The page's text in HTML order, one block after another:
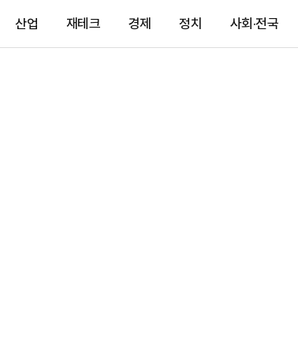
산업 재테크 경제 정치 사회·전국